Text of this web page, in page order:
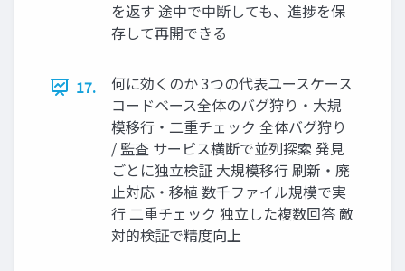
を返す 途中で中断しても、進捗を保
存して再開できる
17.
何に効くのか 3つの代表ユースケース
コードベース全体のバグ狩り・大規
模移行・二重チェック 全体バグ狩り
/ 監査 サービス横断で並列探索 発見
ごとに独立検証 大規模移行 刷新・廃
止対応・移植 数千ファイル規模で実
行 二重チェック 独立した複数回答 敵
対的検証で精度向上